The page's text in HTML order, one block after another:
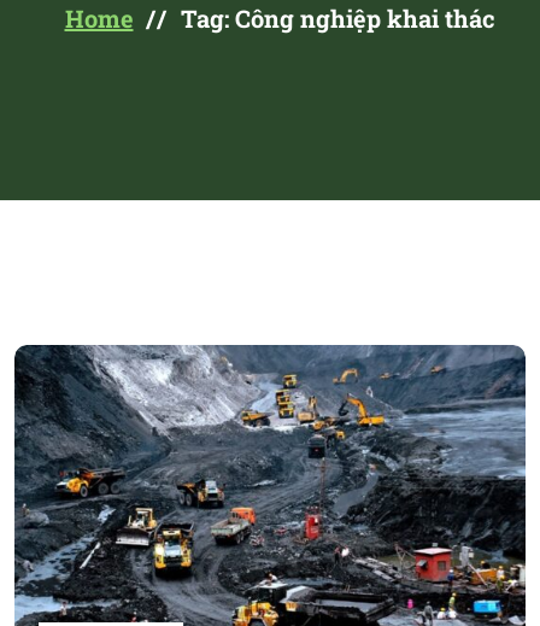
Home Tag: Công nghiệp khai thác